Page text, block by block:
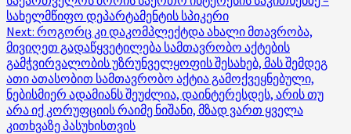
სახელმწიფო დეპარტამენტის სპიკერი
Next: როგორც კი დაკომპლექტდა ახალი მთავრობა,
მივიღეთ გადაწყვეტილება სამთავრობო აქტების
გამჭვირვალობის უზრუნველყოფის შესახებ, მას შემდეგ
ათი ათასობით სამთავრობო აქტია გამოქვეყნებული,
ნებისმიერ ადამიანს შეუძლია, დაინტერესდეს, არის თუ
არა იქ კორუფციის რაიმე ნიშანი, მზად ვართ ყველა
კითხვაზე პასუხისთვის